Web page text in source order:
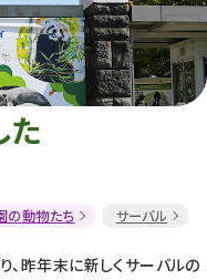
物園 植物園
生プラン
東山動植物園
への支援
境教育
Follow
た
の動物たち サーバル
昨年末に新しくサーバルの